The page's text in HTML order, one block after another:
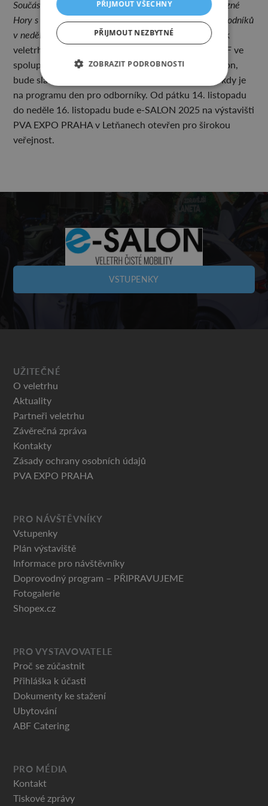
Součástí doprovodného programu bude i EcoRally Železné
Hory s pátečním startem na výstavišti a dojezdem závodníků
v neděli po obědě,“
říká Jana Nosálová. Sedmý ročník
veletrhu čisté mobility, který pořádá společnost ABF ve
spolupráci s televizí Prima a jejím pořadem Autosalon,
bude slavnostně zahájen ve čtvrtek 13. listopadu, kdy je
na programu den pro odborníky. Od pátku 14. listopadu
do neděle 16. listopadu bude e-SALON 2025 na výstavišti
PVA EXPO PRAHA v Letňanech otevřen pro širokou
veřejnost.
VSTUPENKY
UŽITEČNÉ
O veletrhu
Aktuality
Partneři veletrhu
Závěrečná zpráva
Kontakty
Zásady ochrany osobních údajů
PVA EXPO PRAHA
PRO NÁVŠTĚVNÍKY
Vstupenky
Plán výstaviště
Informace pro návštěvníky
Doprovodný program – PŘIPRAVUJEME
Fotogalerie
Shopex.cz
PRO VYSTAVOVATELE
Proč se zúčastnit
Přihláška k účasti
Dokumenty ke stažení
Ubytování
ABF Catering
PRO MÉDIA
Kontakt
Tiskové zprávy
PŘIJMOUT VŠECHNY
PŘIJMOUT NEZBYTNÉ
ZOBRAZIT PODROBNOSTI